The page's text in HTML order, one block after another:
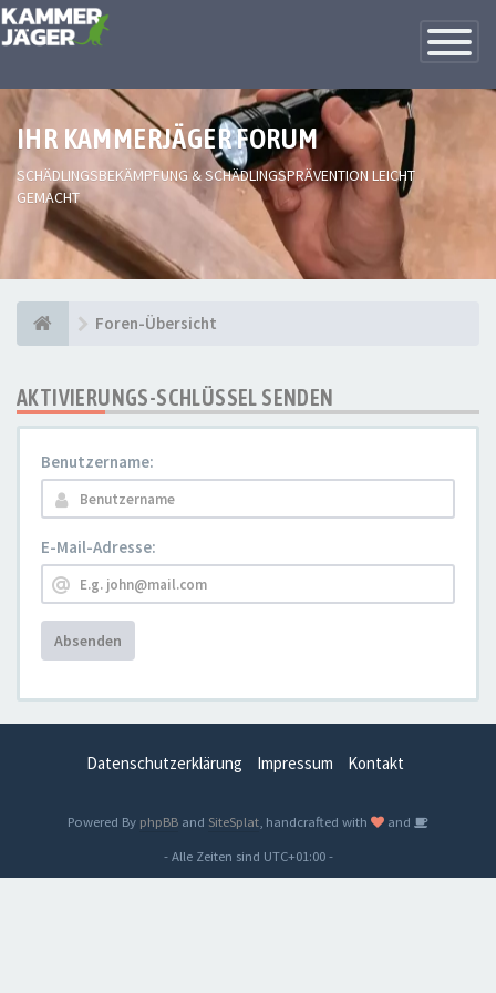
Toggle
IHR KAMMERJÄGER FORUM
SCHÄDLINGSBEKÄMPFUNG & SCHÄDLINGSPRÄVENTION LEICHT
GEMACHT
Foren-Übersicht
AKTIVIERUNGS-SCHLÜSSEL SENDEN
Benutzername:
E-Mail-Adresse:
Absenden
Datenschutzerklärung Impressum Kontakt
Powered By phpBB and SiteSplat , handcrafted with
and
- Alle Zeiten sind UTC+01:00-